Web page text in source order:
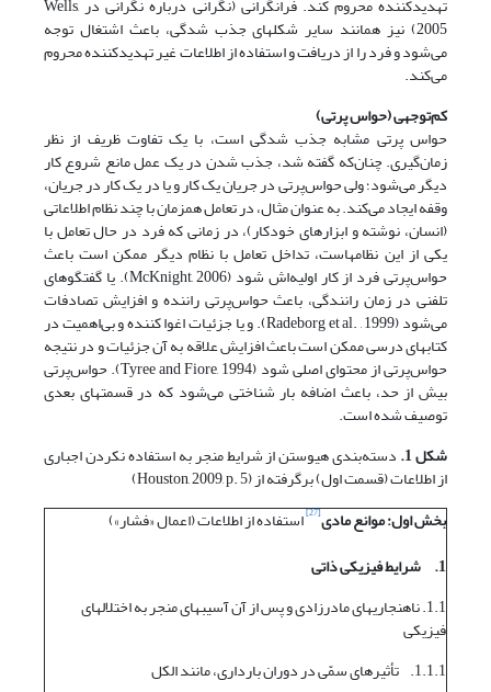
تهدیدکننده محروم کند. فرانگرانی (نگرانی درباره نگرانی در Wells,
2005) نیز همانند سایر شکلهای جذب شدگی، باعث اشتغال توجه
می‌شود و فرد را از دریافت و استفاده از اطلاعات غیر تهدیدکننده محروم
می‌کند.
کم‌توجهی (حواس پرتی)
حواس پرتی مشابه جذب شدگی است، با یک تفاوت ظریف از نظر
زمان‌گیری. چنان‌که گفته شد، جذب شدن در یک عمل مانع شروع کار
دیگر می‌شود؛ ولی حواس‌پرتی در جریان یک کار و یا در یک کار در جریان،
وقفه ایجاد می‌کند. به عنوان مثال، در تعامل همزمان با چند نظام اطلاعاتی
(انسان، نوشته و ابزارهای خودکار)، در زمانی که فرد در حال تعامل با
یکی از این نظامهاست، تداخل تعامل با نظام دیگر ممکن است باعث
حواس‌پرتی فرد از کار اولیه‌اش شود (McKnight, 2006). یا گفتگوهای
تلفنی در زمان رانندگی، باعث حواس‌پرتی راننده و افزایش تصادفات
می‌شود (Radeborg et al. , 1999). و یا جزئیات اغوا کننده و بی‌اهمیت در
کتابهای درسی ممکن است باعث افزایش علاقه به آن جزئیات و در نتیجه
حواس‌پرتی از محتوای اصلی شود (Tyree and Fiore, 1994). حواس‌پرتی
بیش از حد، باعث اضافه بار شناختی می‌شود که در قسمتهای بعدی
توصیف شده است.
شکل 1.
دسته‌بندی هیوستن از شرایط منجر به استفاده نکردن اجباری
از اطلاعات (قسمت اول) برگرفته از (Houston, 2009, p. 5)
بخش اول: موانع مادی[27]
استفاده از اطلاعات (اعمال «فشار»)
1.
شرایط فیزیکی ذاتی
1.1. ناهنجاریهای مادرزادی و پس از آن آسیبهای منجر به اختلالهای
فیزیکی
1.1.1. تأثیرهای سمّی در دوران بارداری، مانند الکل